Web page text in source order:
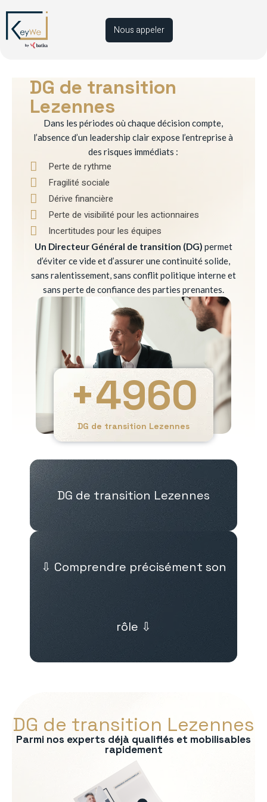
Nous appeler
DG de transition
Lezennes
Dans les périodes où chaque décision compte,
l’absence d’un leadership clair expose l’entreprise à
des risques immédiats :
Perte de rythme
Fragilité sociale
Dérive financière
Perte de visibilité pour les actionnaires
Incertitudes pour les équipes
Un Directeur Général de transition (DG) permet
d’éviter ce vide et d’assurer une continuité solide,
sans ralentissement, sans conflit politique interne et
sans perte de confiance des parties prenantes.
DG de transition Lezennes
+4960
DG de transition Lezennes
⇩ Comprendre précisément son
rôle ⇩
DG de transition Lezennes
Parmi nos experts déjà qualifiés et mobilisables
rapidement